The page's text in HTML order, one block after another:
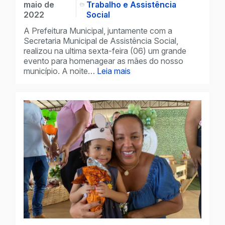
maio de
2022
Trabalho e Assistência
Social
A Prefeitura Municipal, juntamente com a
Secretaria Municipal de Assistência Social,
realizou na ultima sexta-feira (06) um grande
evento para homenagear as mães do nosso
município. A noite… Leia mais